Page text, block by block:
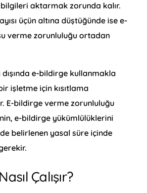
aktarmak zorunda kalır.
üçün altına düştüğünde ise e-
verme zorunluluğu ortadan
e-bildirge kullanmakla
işletme için kısıtlama
E-bildirge verme zorunluluğu
e-bildirge yükümlülüklerini
belirlenen yasal süre içinde
Çalışır?